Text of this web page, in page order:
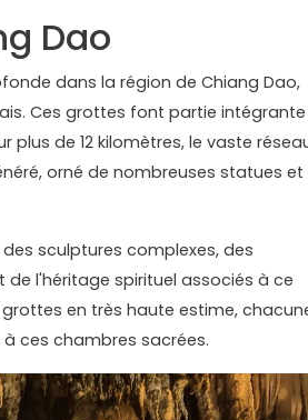
Dao
dans la région de Chiang Dao,
Ces grottes font partie intégrante
plus de 12 kilomètres, le vaste
orné de nombreuses statues et
sculptures complexes, des
l'héritage spirituel associés à ce
en très haute estime,
ces chambres sacrées.